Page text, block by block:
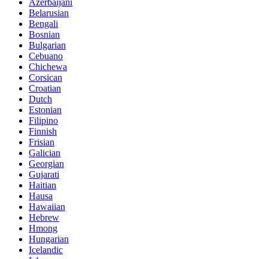
Belarusian
Bengali
Bosnian
Bulgarian
Cebuano
Chichewa
Corsican
Croatian
Dutch
Estonian
Filipino
Finnish
Frisian
Galician
Georgian
Gujarati
Haitian
Hausa
Hawaiian
Hebrew
Hmong
Hungarian
Icelandic